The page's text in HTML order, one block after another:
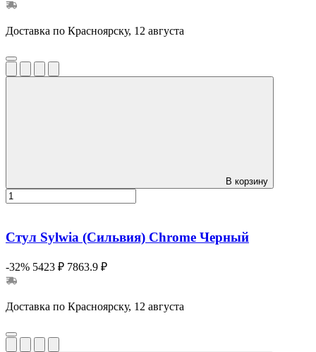
Доставка по Красноярску, 12 августа
В корзину
Стул Sylwia (Сильвия) Сhrome Черный
-32% 5423 ₽ 7863.9 ₽
Доставка по Красноярску, 12 августа